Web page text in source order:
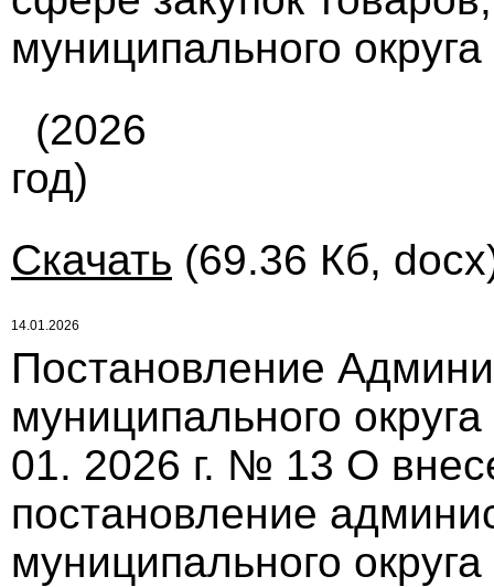
муниципального
(2026
год)
Скачать (69.36 Кб,
14.01.2026
Постановление
муниципального
01. 2026 г. № 13 О
постановление
муниципального